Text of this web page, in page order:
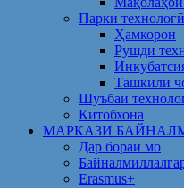
Парки технологӣ
Ҳамкорон
Рушди
Ташкили
Шуъбаи
Китобхона
МАРКАЗИ
Дар бораи мо
Erasmus+